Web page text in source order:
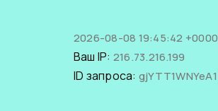
2026-08-08 19:45:42 +0000
Ваш IP: 216.73.216.199
ID запроса: gjYTT1WNYeA1